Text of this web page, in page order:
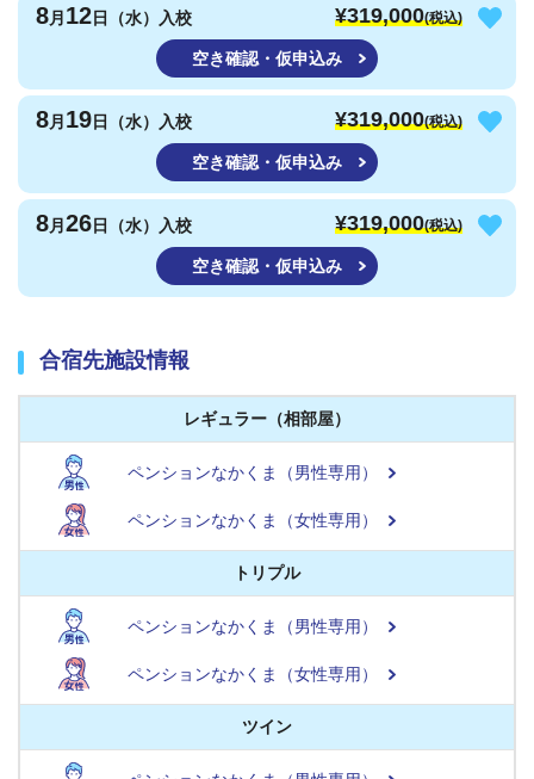
8月 12日（水）入校 ¥319,000(税込)
空き確認・仮申込み
8月 19日（水）入校 ¥319,000(税込)
空き確認・仮申込み
8月 26日（水）入校 ¥319,000(税込)
空き確認・仮申込み
合宿先施設情報
レギュラー（相部屋）
ペンションなかくま（男性専用）
ペンションなかくま（女性専用）
トリプル
ペンションなかくま（男性専用）
ペンションなかくま（女性専用）
ツイン